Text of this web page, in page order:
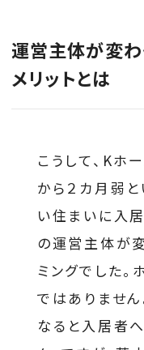
運営主体が変わ
メリットとは
こうして、Kホ
から２カ月弱
い住まいに入
の運営主体が
ミングでした
ではありませ
なると入居者